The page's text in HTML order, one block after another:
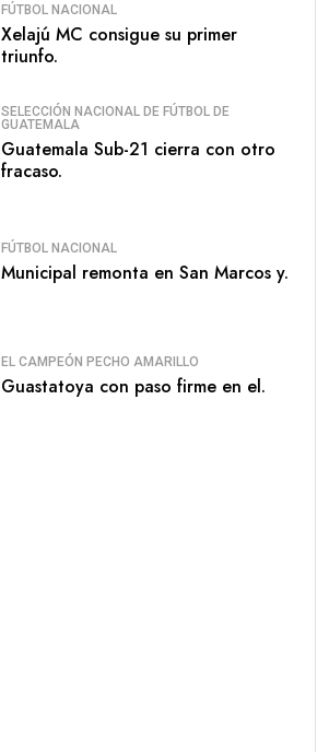
FÚTBOL NACIONAL
Xelajú MC consigue su primer
triunfo.
SELECCIÓN NACIONAL DE FÚTBOL DE
GUATEMALA
Guatemala Sub-21 cierra con otro
fracaso.
FÚTBOL NACIONAL
Municipal remonta en San Marcos y.
EL CAMPEÓN PECHO AMARILLO
Guastatoya con paso firme en el.